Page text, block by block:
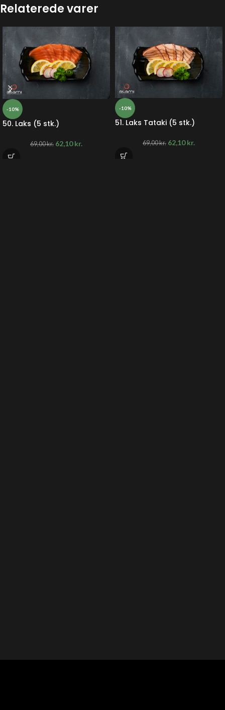
Relaterede varer
-10%
50. Laks (5 stk.)
69,00kr. 62,10kr.
-10%
51. Laks Tataki (5 stk.)
69,00kr. 62,10kr.